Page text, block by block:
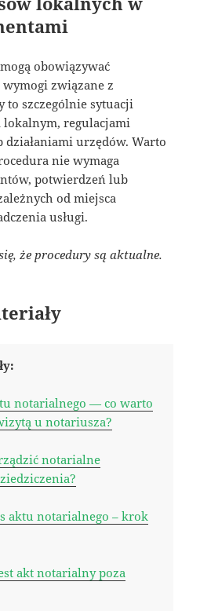
obowiązywać
związane z
to szczególnie sytuacji
lokalnym, regulacjami
urzędów. Warto
nie wymaga
potwierdzeń lub
od miejsca
usługi.
że procedury są aktualne.
notarialnego — co warto
u notariusza?
notarialne
aktu notarialnego – krok
akt notarialny poza